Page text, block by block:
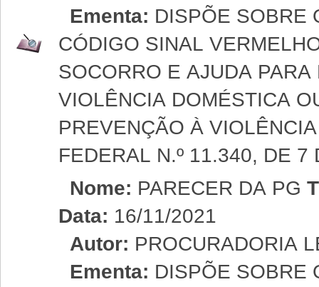
Ementa: DISPÕE SOBRE
CÓDIGO SINAL
SOCORRO E AJUDA
VIOLÊNCIA DOMÉSTICA
PREVENÇÃO À
FEDERAL N.º 11.340, DE
Nome: PARECER DA PG
Data: 16/11/2021
Autor: PROCURADORIA
Ementa: DISPÕE SOBRE